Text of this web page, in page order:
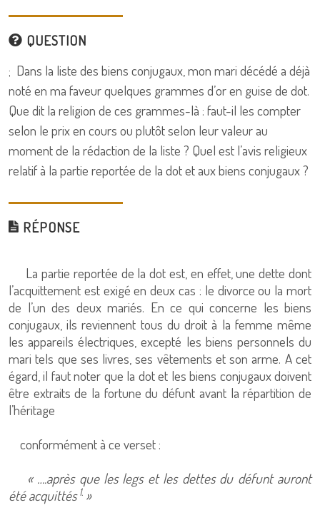
QUESTION
; Dans la liste des biens conjugaux, mon mari décédé a déjà
noté en ma faveur quelques grammes d’or en guise de dot.
Que dit la religion de ces grammes-là : faut-il les compter
selon le prix en cours ou plutôt selon leur valeur au
moment de la rédaction de la liste ? Quel est l’avis religieux
relatif à la partie reportée de la dot et aux biens conjugaux ?
RÉPONSE
La partie reportée de la dot est, en effet, une dette dont
l’acquittement est exigé en deux cas : le divorce ou la mort
de l’un des deux mariés. En ce qui concerne les biens
conjugaux, ils reviennent tous du droit à la femme même
les appareils électriques, excepté les biens personnels du
mari tels que ses livres, ses vêtements et son arme. A cet
égard, il faut noter que la dot et les biens conjugaux doivent
être extraits de la fortune du défunt avant la répartition de
l’héritage
conformément à ce verset :
« ….après que les legs et les dettes du défunt auront
été acquittés1. »